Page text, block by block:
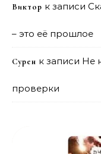
Виктор к записи
– это её прошлое
Сурен к записи Не
проверки